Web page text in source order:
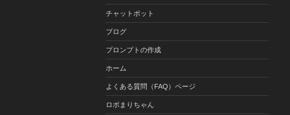
チャットボット
ブログ
プロンプトの作成
ホーム
よくある質問（FAQ）ページ
ロボまりちゃん